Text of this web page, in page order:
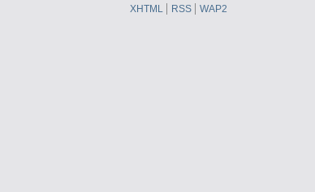
XHTML RSS WAP2